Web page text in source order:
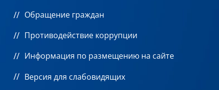
Обращение граждан
Противодействие коррупции
Информация по размещению на сайте
Версия для слабовидящих